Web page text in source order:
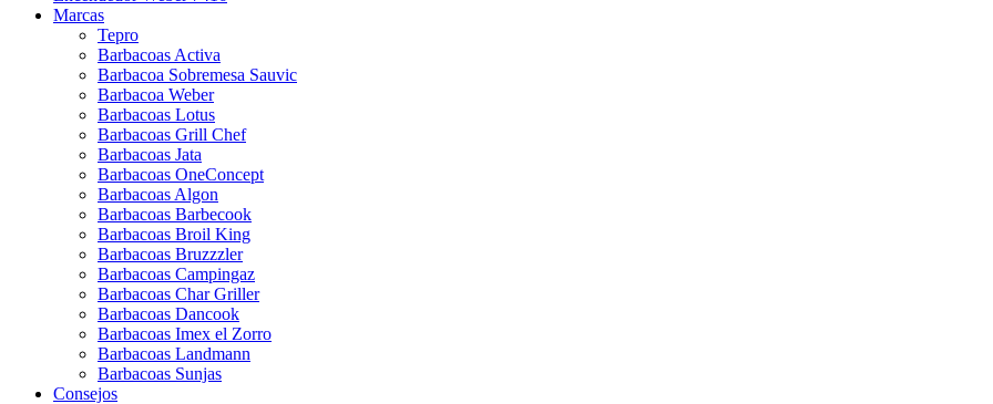
Marcas
Tepro
Barbacoas Activa
Barbacoa Sobremesa Sauvic
Barbacoa Weber
Barbacoas Lotus
Barbacoas Grill Chef
Barbacoas Jata
Barbacoas OneConcept
Barbacoas Algon
Barbacoas Barbecook
Barbacoas Broil King
Barbacoas Bruzzzler
Barbacoas Campingaz
Barbacoas Char Griller
Barbacoas Dancook
Barbacoas Imex el Zorro
Barbacoas Landmann
Barbacoas Sunjas
Consejos